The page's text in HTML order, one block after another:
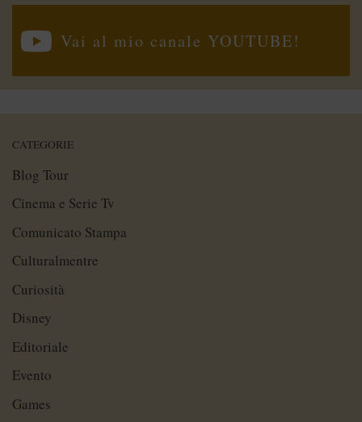
Vai al mio canale YOUTUBE!
CATEGORIE
Blog Tour
Cinema e Serie Tv
Comunicato Stampa
Culturalmentre
Curiosità
Disney
Editoriale
Evento
Games